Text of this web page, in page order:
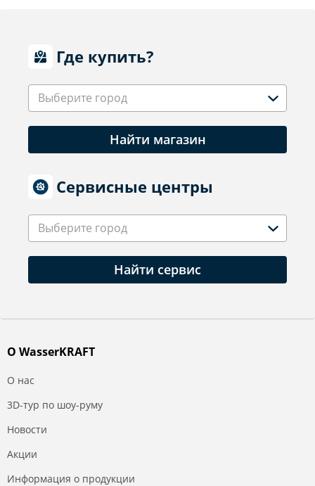
Где купить?
Выберите город
Найти магазин
Сервисные центры
Выберите город
Найти сервис
О WasserKRAFT
О нас
3D-тур по шоу-руму
Новости
Акции
Информация о продукции